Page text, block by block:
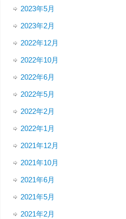
2023年5月
2023年2月
2022年12月
2022年10月
2022年6月
2022年5月
2022年2月
2022年1月
2021年12月
2021年10月
2021年6月
2021年5月
2021年2月